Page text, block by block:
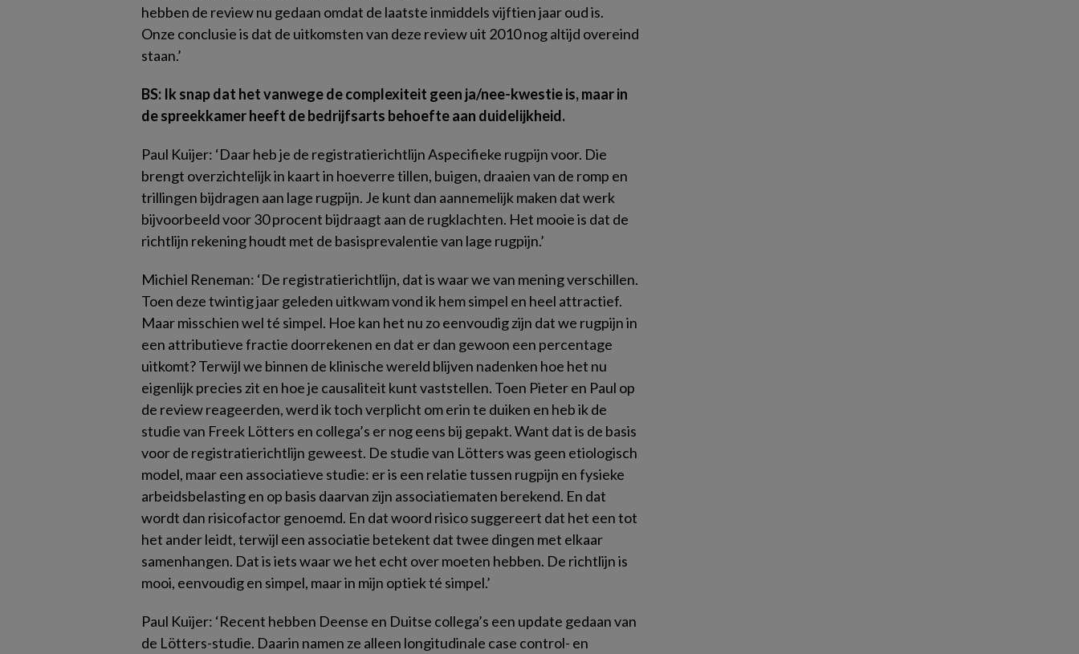
hebben de review nu gedaan omdat de laatste inmiddels vijftien jaar oud is.
Onze conclusie is dat de uitkomsten van deze review uit 2010 nog altijd overeind
staan.’
BS: Ik snap dat het vanwege de complexiteit geen ja/nee-kwestie is, maar in
de spreekkamer heeft de bedrijfsarts behoefte aan duidelijkheid.
Paul Kuijer: ‘Daar heb je de registratierichtlijnAspecifieke rugpijnvoor. Die
brengt overzichtelijk in kaart in hoeverre tillen, buigen, draaien van de romp en
trillingen bijdragen aan lage rugpijn. Je kunt dan aannemelijk maken dat werk
bijvoorbeeld voor 30 procent bijdraagt aan de rugklachten. Het mooie is dat de
richtlijn rekening houdt met de basisprevalentie van lage rugpijn.’
Michiel Reneman: ‘De registratierichtlijn, dat is waar we van mening verschillen.
Toen deze twintig jaar geleden uitkwam vond ik hem simpel en heel attractief.
Maar misschien wel té simpel. Hoe kan het nu zo eenvoudig zijn dat we rugpijn in
een attributieve fractie doorrekenen en dat er dan gewoon een percentage
uitkomt? Terwijl we binnen de klinische wereld blijven nadenken hoe het nu
eigenlijk precies zit en hoe je causaliteit kunt vaststellen. Toen Pieter en Paul op
de review reageerden, werd ik toch verplicht om erin te duiken en heb ik de
studie van Freek Lötters en collega’s er nog eens bij gepakt. Want dat is de basis
voor de registratierichtlijn geweest. De studie van Lötters was geen etiologisch
model, maar een associatieve studie: er is een relatie tussen rugpijn en fysieke
arbeidsbelasting en op basis daarvan zijn associatiematen berekend. En dat
wordt dan risicofactor genoemd. En dat woord risico suggereert dat het een tot
het ander leidt, terwijl een associatie betekent dat twee dingen met elkaar
samenhangen. Dat is iets waar we het echt over moeten hebben. De richtlijn is
mooi, eenvoudig en simpel, maar in mijn optiek té simpel.’
Paul Kuijer: ‘Recent hebben Deense en Duitse collega’s een update gedaan van
de Lötters-studie. Daarin namen ze alleen longitudinale case control- en